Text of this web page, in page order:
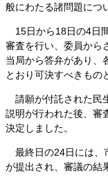
般にわたる諸問題につ
15日から18日の4日
審査を行い、委員から
当局から答弁があり、
とおり可決すべきもの
請願が付託された民
説明が行われた後、審
決定しました。
最終日の24日には、
が提出され、審議の結